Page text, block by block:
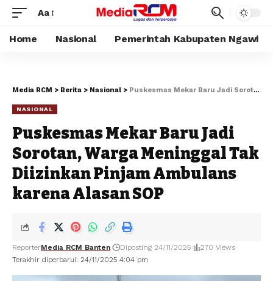
Aa
Home Nasional Pemerintah Kabupaten Ngawi
Media RCM > Berita > Nasional > Puskesmas Mekar Baru Jadi Sorotan, Warga Meninggal Tak Diizinkan Pinjam Ambulans karena Alasan SOP
NASIONAL
Puskesmas Mekar Baru Jadi
Sorotan, Warga Meninggal Tak
Diizinkan Pinjam Ambulans
karena Alasan SOP
Terakhir diperbarui: 24/11/2025 4:04 pm
ReporterMedia RCM Banten Diposting 24/11/2025 270 Views